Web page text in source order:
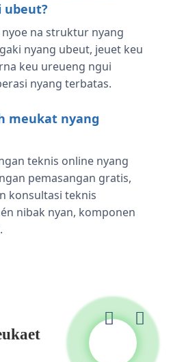
ubeut?
na struktur nyang
nyang ubeut, jeuet keu
keu ureueng ngui
nyang terbatas.
meukat nyang
teknis online nyang
pemasangan gratis,
konsultasi teknis
nibak nyan, komponen